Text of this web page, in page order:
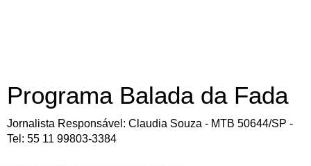
Programa Balada da Fada
Jornalista Responsável: Claudia Souza - MTB 50644/SP -
Tel: 55 11 99803-3384